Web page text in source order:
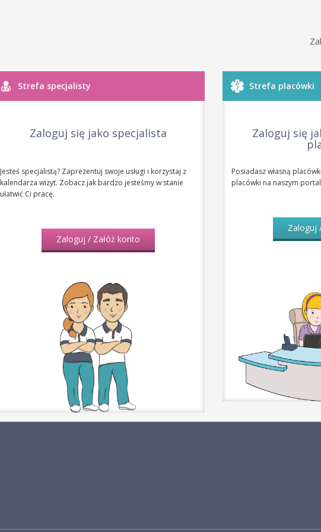
Strefa specjalisty
Zaloguj się jako specjalista
Jesteś specjalistą? Zaprezentuj swoje usługi i korzystaj z
kalendarza wizyt. Zobacz jak bardzo jesteśmy w stanie
ułatwić Ci pracę.
Zaloguj / Załóż konto
Strefa placówki
Zaloguj się
Posiadasz własną
placówki na naszym
Zaloguj